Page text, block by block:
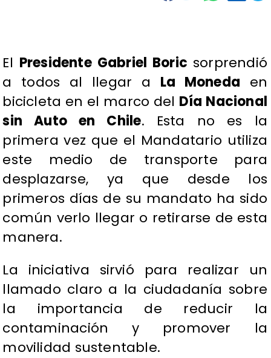
El Presidente Gabriel Boric sorprendió
a todos al llegar a La Moneda en
bicicleta en el marco del Día Nacional
sin Auto en Chile. Esta no es la
primera vez que el Mandatario utiliza
este medio de transporte para
desplazarse, ya que desde los
primeros días de su mandato ha sido
común verlo llegar o retirarse de esta
manera.
La iniciativa sirvió para realizar un
llamado claro a la ciudadanía sobre
la importancia de reducir la
contaminación y promover la
movilidad sustentable.